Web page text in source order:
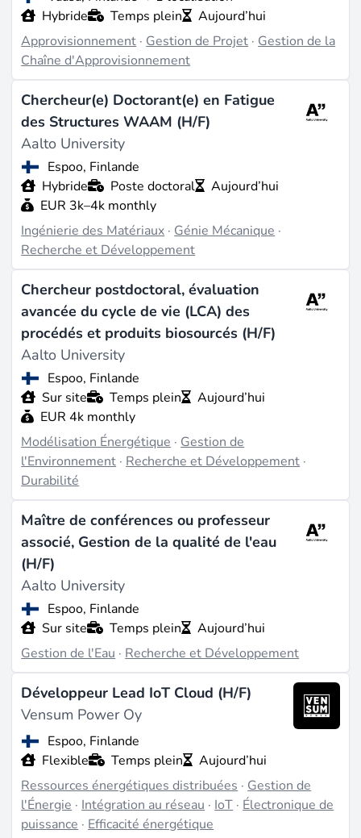
Hybride
Temps plein
Aujourd’hui
Approvisionnement · Gestion de Projet · Gestion de la
Chaîne d'Approvisionnement
Chercheur(e) Doctorant(e) en Fatigue
des Structures WAAM (H/F)
Aalto University
Espoo, Finlande
Hybride
Poste doctoral
Aujourd’hui
EUR 3k–4k monthly
Ingénierie des Matériaux · Génie Mécanique ·
Recherche et Développement
Chercheur postdoctoral, évaluation
avancée du cycle de vie (LCA) des
procédés et produits biosourcés (H/F)
Aalto University
Espoo, Finlande
Sur site
Temps plein
Aujourd’hui
EUR 4k monthly
Modélisation Énergétique · Gestion de
l'Environnement · Recherche et Développement ·
Durabilité
Maître de conférences ou professeur
associé, Gestion de la qualité de l'eau
(H/F)
Aalto University
Espoo, Finlande
Sur site
Temps plein
Aujourd’hui
Gestion de l'Eau · Recherche et Développement
Développeur Lead IoT Cloud (H/F)
Vensum Power Oy
Espoo, Finlande
Flexible
Temps plein
Aujourd’hui
Ressources énergétiques distribuées · Gestion de
l'Énergie · Intégration au réseau · IoT · Électronique de
puissance · Efficacité énergétique